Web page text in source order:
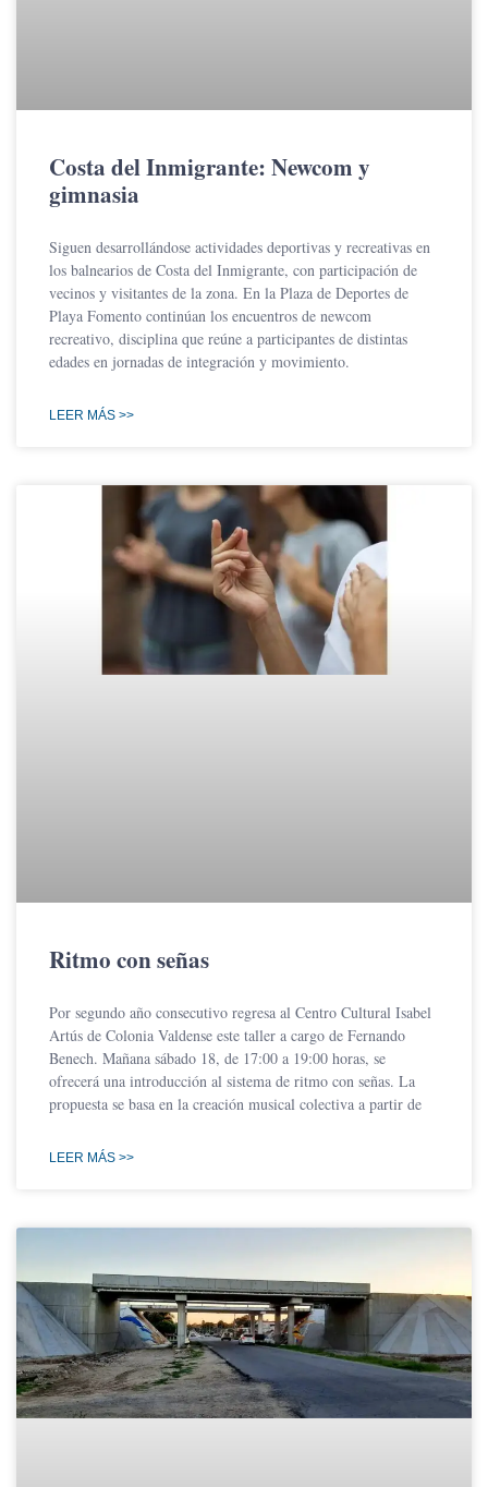
Costa del Inmigrante: Newcom y
gimnasia
Siguen desarrollándose actividades deportivas y recreativas en
los balnearios de Costa del Inmigrante, con participación de
vecinos y visitantes de la zona. En la Plaza de Deportes de
Playa Fomento continúan los encuentros de newcom
recreativo, disciplina que reúne a participantes de distintas
edades en jornadas de integración y movimiento.
LEER MÁS >>
Ritmo con señas
Por segundo año consecutivo regresa al Centro Cultural Isabel
Artús de Colonia Valdense este taller a cargo de Fernando
Benech. Mañana sábado 18, de 17:00 a 19:00 horas, se
ofrecerá una introducción al sistema de ritmo con señas. La
propuesta se basa en la creación musical colectiva a partir de
LEER MÁS >>